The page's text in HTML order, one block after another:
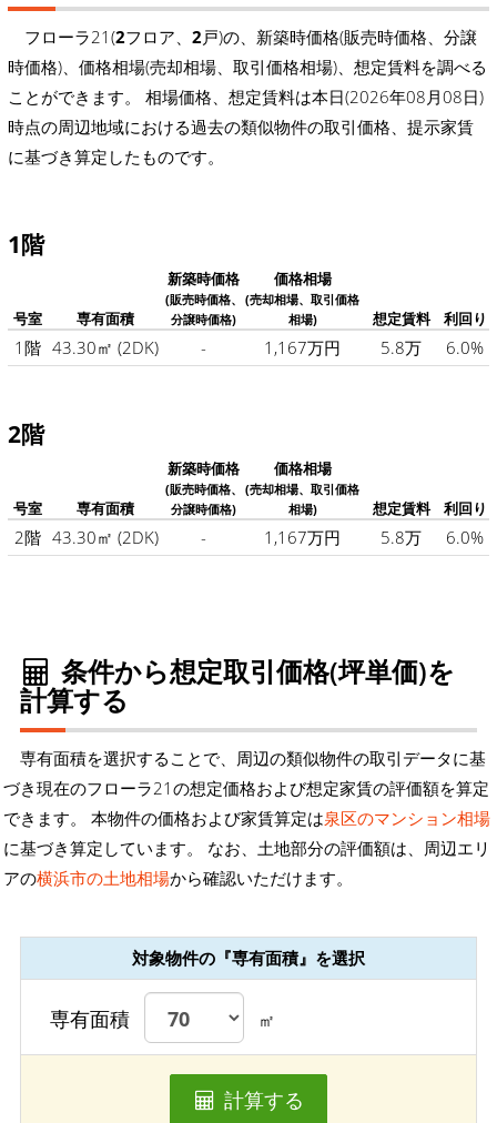
フローラ21(2フロア、 2戸)の、新築時価格(販売時価格、分譲
時価格)、価格相場(売却相場、取引価格相場)、想定賃料を調べる
ことができます。 相場価格、想定賃料は本日(2026年08月08日)
時点の周辺地域における過去の類似物件の取引価格、提示家賃
に基づき算定したものです。
1階
号室 専有面積
新築時価格
(販売時価格、
分譲時価格)
価格相場
(売却相場、取引価格
相場)
想定賃料 利回り
1階 43.30㎡ (2DK) - 1,167万円 5.8万 6.0%
2階
号室 専有面積
新築時価格
(販売時価格、
分譲時価格)
価格相場
(売却相場、取引価格
相場)
想定賃料 利回り
2階 43.30㎡ (2DK) - 1,167万円 5.8万 6.0%
条件から想定取引価格(坪単価)を
計算する
専有面積を選択することで、周辺の類似物件の取引データに基
づき現在のフローラ21の想定価格および想定家賃の評価額を算定
できます。 本物件の価格および家賃算定は泉区のマンション相場
に基づき算定しています。 なお、土地部分の評価額は、周辺エリ
アの横浜市の土地相場から確認いただけます。
対象物件の『専有面積』を選択
専有面積 ㎡
計算する